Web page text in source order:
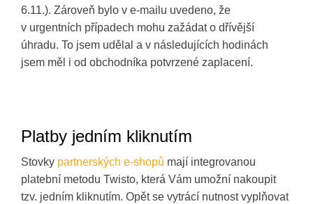
6.11.). Zároveň bylo v e-mailu uvedeno, že
v urgentních případech mohu zažádat o dřívější
úhradu. To jsem udělal a v následujících hodinách
jsem měl i od obchodníka potvrzené zaplacení.
Platby jedním kliknutím
Stovky partnerských e-shopů mají integrovanou
platební metodu Twisto, která Vám umožní nakoupit
tzv. jedním kliknutím. Opět se vytrácí nutnost vyplňovat